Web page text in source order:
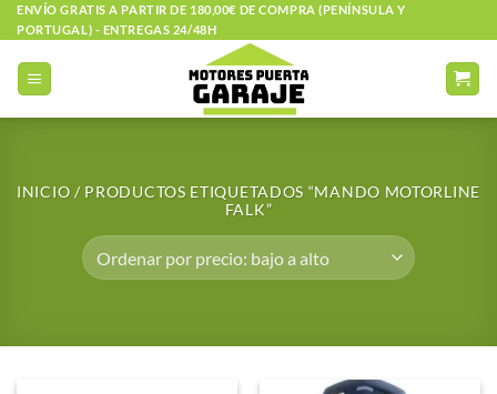
Saltar
al
contenido
ENVÍO GRATIS A PARTIR DE 180,00€ DE COMPRA (PENÍNSULA Y
PORTUGAL) - ENTREGAS 24/48H
INICIO /PRODUCTOS ETIQUETADOS “MANDO MOTORLINE
FALK”